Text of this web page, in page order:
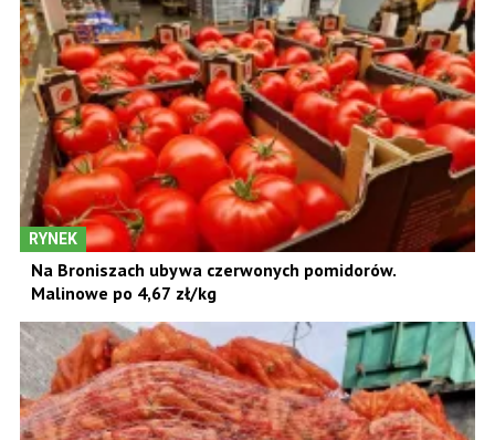
RYNEK
Na Broniszach ubywa czerwonych pomidorów.
Malinowe po 4,67 zł/kg